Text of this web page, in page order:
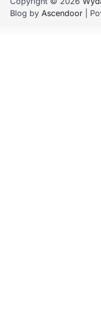
Blog by Ascendoor |